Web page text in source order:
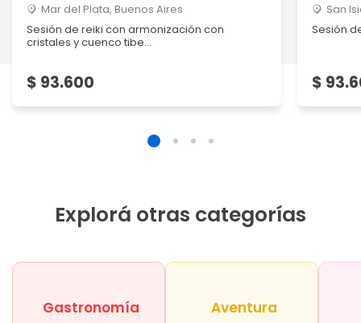
Mar del Plata, Buenos Aires
Sesión de reiki con armonización con
cristales y cuenco tibe...
$ 93.600
San
Sesión
$
Explorá otras categorías
Gastronomía Aventura